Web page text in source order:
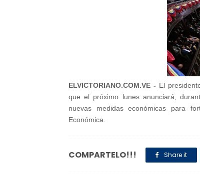
ELVICTORIANO.COM.VE - El
que el próximo lunes anunciará,
nuevas medidas económicas para
Económica.
COMPARTELO!!! Share it